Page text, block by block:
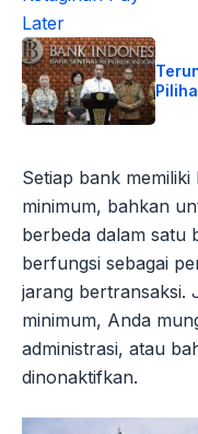
Setiap bank
minimum, bahkan
berbeda dalam satu
berfungsi sebagai
jarang bertransaksi.
minimum, Anda
administrasi, atau
dinonaktifkan.